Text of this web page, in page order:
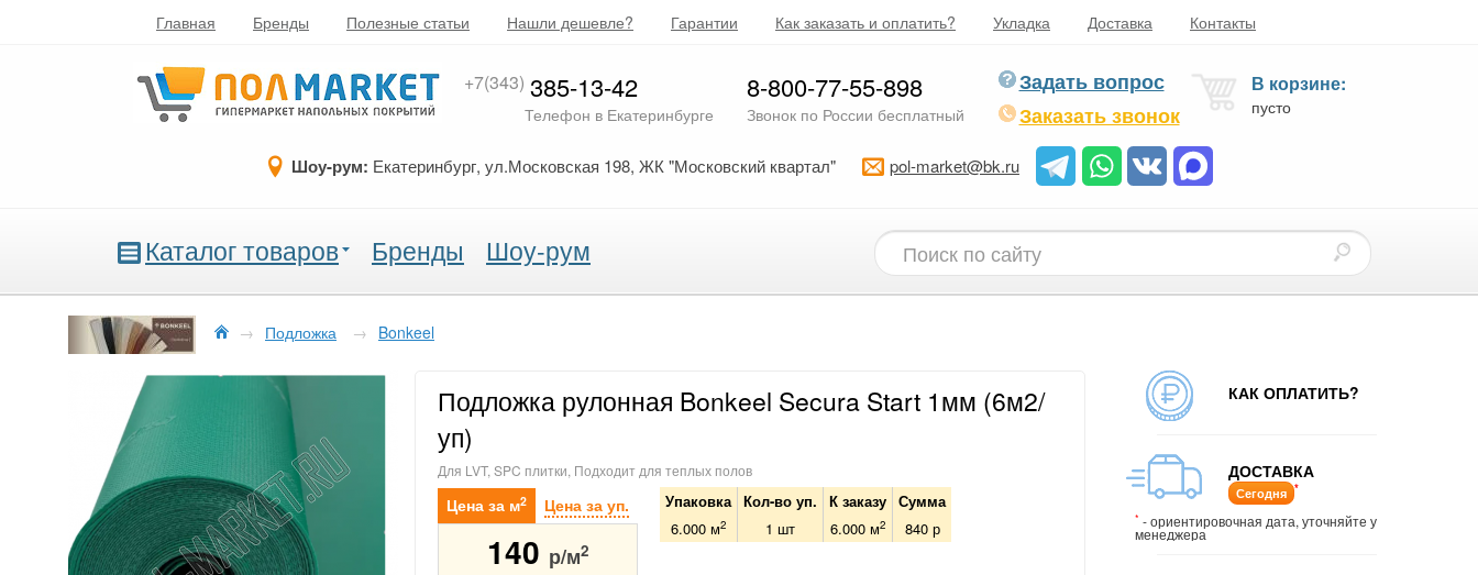
Главная Бренды Полезные статьи Нашли дешевле? Гарантии Как заказать и оплатить? Укладка Доставка Контакты
+7(343) 385-13-42
Телефон в Екатеринбурге
8-800-77-55-898
Звонок по России бесплатный
Задать вопрос
Заказать звонок
В корзине:
пусто
Шоу-рум: Екатеринбург, ул.Московская 198, ЖК "Московский квартал" pol-market@bk.ru
Каталог товаров Бренды Шоу-рум
→ Подложка → Bonkeel
Подложка рулонная Bonkeel Secura Start 1мм (6м2/
уп)
Для LVT, SPC плитки, Подходит для теплых полов
Цена за м2 Цена за уп.
140 р/м2
Упаковка Кол-во уп. К заказу Сумма
6.000 м2 1 шт 6.000 м2 840р
КАК ОПЛАТИТЬ?
ДОСТАВКА
Сегодня *
* - ориентировочная дата, уточняйте у
менеджера